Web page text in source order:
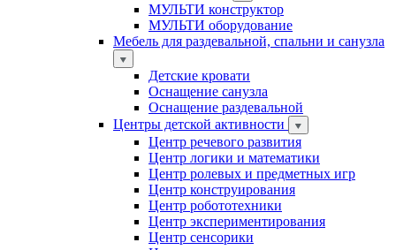
МУЛЬТИ конструктор
МУЛЬТИ оборудование
Мебель для раздевальной, спальни и санузла
Детские кровати
Оснащение санузла
Оснащение раздевальной
Центры детской активности
Центр речевого развития
Центр логики и математики
Центр ролевых и предметных игр
Центр конструирования
Центр робототехники
Центр экспериментирования
Центр сенсорики